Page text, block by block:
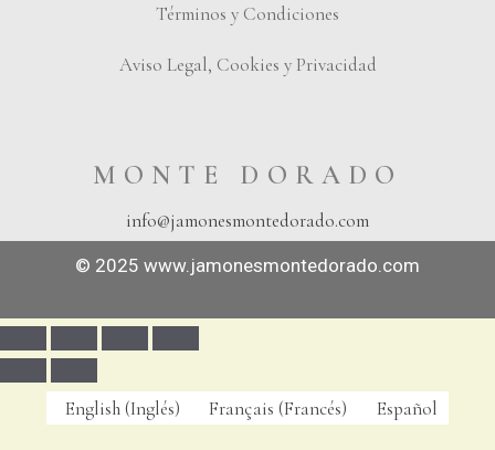
Términos y Condiciones
Aviso Legal, Cookies y Privacidad
MONTE DORADO
info@jamonesmontedorado.com
© 2025 www.jamonesmontedorado.com
English(Inglés) Français (Francés) Español